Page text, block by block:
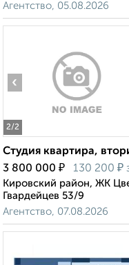
Агентство, 05.08.2026
2/2
‹
Студия квартира,
3 800 000 ₽ 130 200 ₽
Кировский район, ЖК
Гвардейцев 53/9
Агентство, 07.08.2026